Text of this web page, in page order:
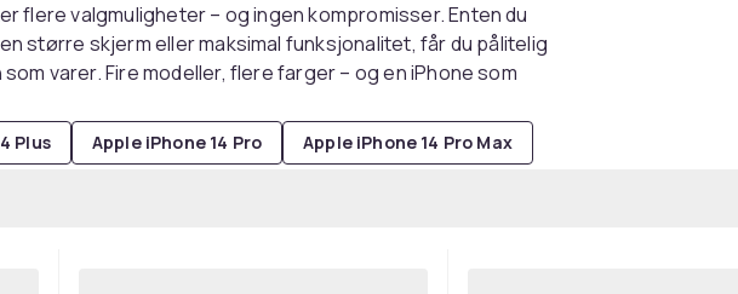
flere valgmuligheter – og ingen kompromisser. Enten du
større skjerm eller maksimal funksjonalitet, får du pålitelig
varer. Fire modeller, flere farger – og en iPhone som
Plus Apple iPhone 14 Pro Apple iPhone 14 Pro Max